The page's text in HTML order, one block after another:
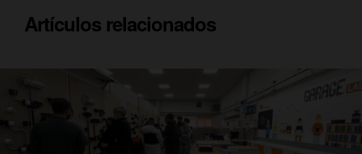
Artículos relacionados